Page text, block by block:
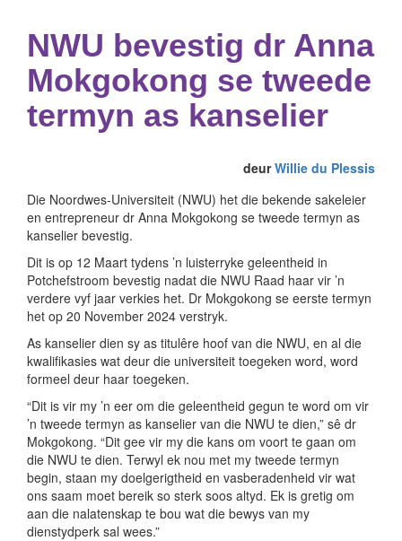
NWU bevestig dr Anna
Mokgokong se tweede
termyn as kanselier
deurWillie du Plessis
Die Noordwes-Universiteit (NWU) het die bekende sakeleier
en entrepreneur dr Anna Mokgokong se tweede termyn as
kanselier bevestig.
Dit is op 12 Maart tydens ’n luisterryke geleentheid in
Potchefstroom bevestig nadat die NWU Raad haar vir ’n
verdere vyf jaar verkies het. Dr Mokgokong se eerste termyn
het op 20 November 2024 verstryk.
As kanselier dien sy as titulêre hoof van die NWU, en al die
kwalifikasies wat deur die universiteit toegeken word, word
formeel deur haar toegeken.
“Dit is vir my ’n eer om die geleentheid gegun te word om vir
’n tweede termyn as kanselier van die NWU te dien,” sê dr
Mokgokong. “Dit gee vir my die kans om voort te gaan om
die NWU te dien. Terwyl ek nou met my tweede termyn
begin, staan my doelgerigtheid en vasberadenheid vir wat
ons saam moet bereik so sterk soos altyd. Ek is gretig om
aan die nalatenskap te bou wat die bewys van my
dienstydperk sal wees.”